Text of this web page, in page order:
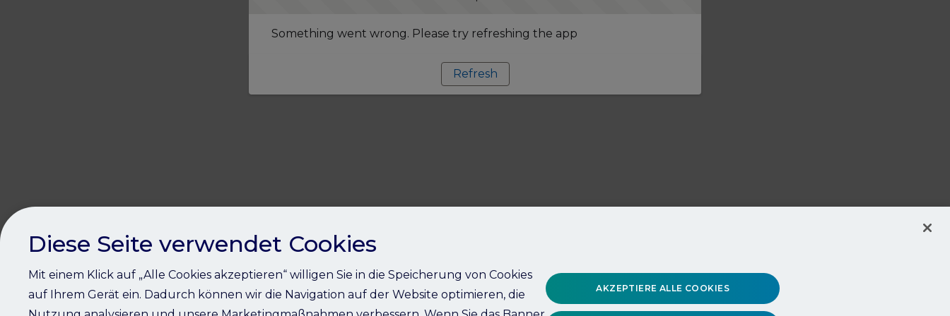
Something went wrong. Please try refreshing the app
Refresh
Diese Seite verwendet Cookies
Mit einem Klick auf „Alle Cookies akzeptieren“ willigen Sie in die Speicherung von Cookies
auf Ihrem Gerät ein. Dadurch können wir die Navigation auf der Website optimieren, die
AKZEPTIERE ALLE COOKIES